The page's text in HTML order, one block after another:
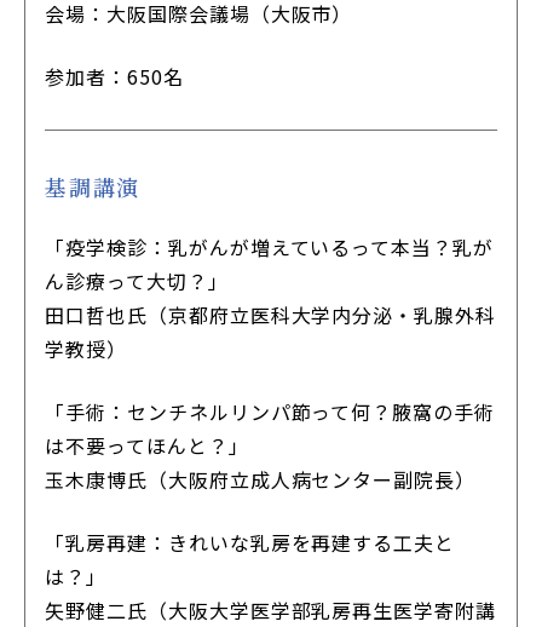
会場：大阪国際会議場（大阪市）
参加者：650名
基調講演
「疫学検診：乳がんが増えているって本当？乳が
ん診療って大切？」
田口哲也氏（京都府立医科大学内分泌・乳腺外科
学教授）
「手術：センチネルリンパ節って何？腋窩の手術
は不要ってほんと？」
玉木康博氏（大阪府立成人病センター副院長）
「乳房再建：きれいな乳房を再建する工夫と
は？」
矢野健二氏（大阪大学医学部乳房再生医学寄附講